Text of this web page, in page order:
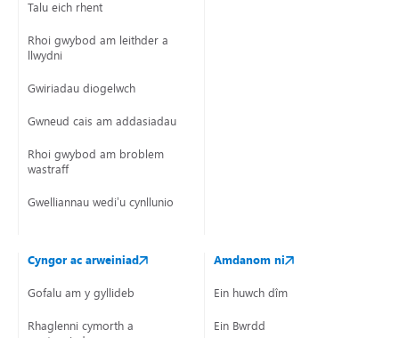
Talu eich rhent
Rhoi gwybod am leithder a
llwydni
Gwiriadau diogelwch
Gwneud cais am addasiadau
Rhoi gwybod am broblem
wastraff
Gwelliannau wedi’u cynllunio
Cyngor ac arweiniad
Gofalu am y gyllideb
Rhaglenni cymorth a
Amdanom ni
Ein huwch dîm
Ein Bwrdd